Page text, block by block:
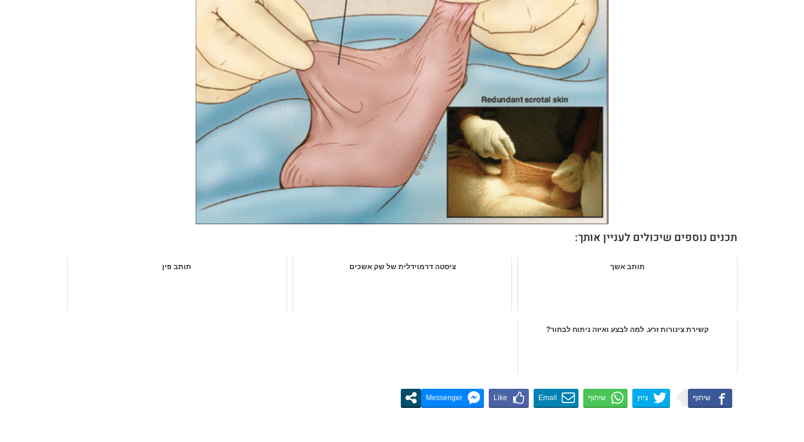
תכנים נוספים שיכולים לעניין אותך:
תותב אשך ציסטה דרמוידלית של שק אשכים תותב פין
קשירת צינורות זרע. למה לבצע ואיזה ניתוח לבחור?